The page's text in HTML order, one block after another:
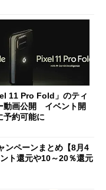
11 Pro Fold」のティ
動画公開 イベント開
予約可能に
ンペーンまとめ【8月4
ト還元や10～20％還元